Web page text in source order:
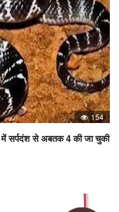
154
में सर्पदंश से अबतक 4 की जा चुकी